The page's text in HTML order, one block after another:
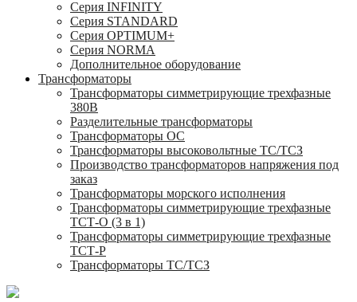
Серия INFINITY
Серия STANDARD
Серия OPTIMUM+
Серия NORMA
Дополнительное оборудование
Трансформаторы
Трансформаторы симметрирующие трехфазные
380В
Разделительные трансформаторы
Трансформаторы ОС
Трансформаторы высоковольтные ТС/ТСЗ
Производство трансформаторов напряжения под
заказ
Трансформаторы морского исполнения
Трансформаторы симметрирующие трехфазные
ТСТ-О (3 в 1)
Трансформаторы симметрирующие трехфазные
ТСТ-Р
Трансформаторы ТС/ТСЗ